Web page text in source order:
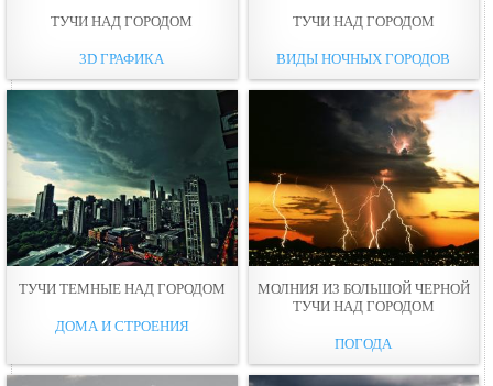
ТУЧИ НАД ГОРОДОМ
3D ГРАФИКА
ТУЧИ НАД ГОРОДОМ
ВИДЫ НОЧНЫХ ГОРОДОВ
ТУЧИ ТЕМНЫЕ НАД ГОРОДОМ
ДОМА И СТРОЕНИЯ
МОЛНИЯ ИЗ БОЛЬШОЙ ЧЕРНОЙ
ТУЧИ НАД ГОРОДОМ
ПОГОДА